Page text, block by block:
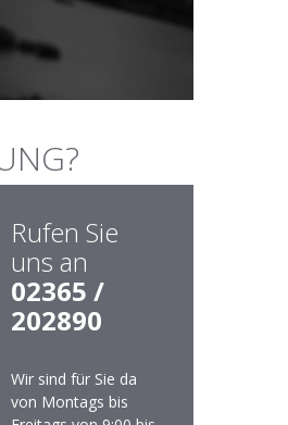
Rufen Sie
uns an
02365 /
202890
Wir sind für Sie da
von Montags bis